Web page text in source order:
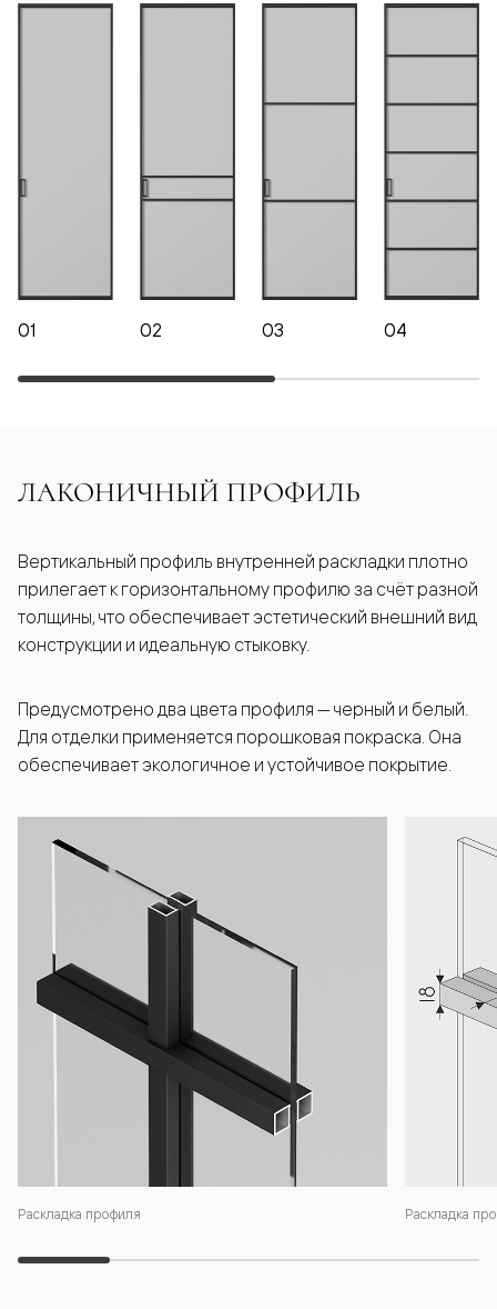
01 02 03 04
ЛАКОНИЧНЫЙ ПРОФИЛЬ
Раскладка профиля Раскладка
Вертикальный профиль внутренней раскладки плотно
прилегает к горизонтальному профилю за счёт разной
толщины, что обеспечивает эстетический внешний вид
конструкции и идеальную стыковку.
Предусмотрено два цвета профиля — черный и белый.
Для отделки применяется порошковая покраска. Она
обеспечивает экологичное и устойчивое покрытие.